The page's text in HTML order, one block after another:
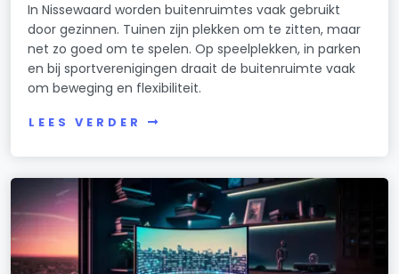
In Nissewaard worden buitenruimtes vaak gebruikt
door gezinnen. Tuinen zijn plekken om te zitten, maar
net zo goed om te spelen. Op speelplekken, in parken
en bij sportverenigingen draait de buitenruimte vaak
om beweging en flexibiliteit.
LEES VERDER